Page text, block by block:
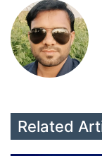
Related